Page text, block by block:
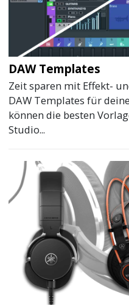
DAW Templates
Zeit sparen mit Effekt-
DAW Templates für
können die besten
Studio...